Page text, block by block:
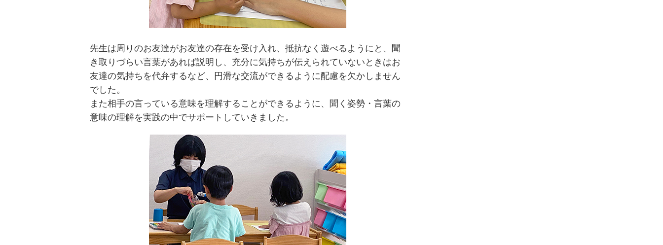
先生は周りのお友達がお友達の存在を受け入れ、抵抗なく遊べるようにと、聞
き取りづらい言葉があれば説明し、充分に気持ちが伝えられていないときはお
友達の気持ちを代弁するなど、円滑な交流ができるように配慮を欠かしません
でした。
また相手の言っている意味を理解することができるように、聞く姿勢・言葉の
意味の理解を実践の中でサポートしていきました。